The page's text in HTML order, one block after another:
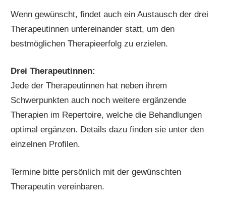
Wenn gewünscht, findet auch ein Austausch der drei
Therapeutinnen untereinander statt, um den
bestmöglichen Therapieerfolg zu erzielen.
Drei Therapeutinnen:
Jede der Therapeutinnen hat neben ihrem
Schwerpunkten auch noch weitere ergänzende
Therapien im Repertoire, welche die Behandlungen
optimal ergänzen. Details dazu finden sie unter den
einzelnen Profilen.
Termine bitte persönlich mit der gewünschten
Therapeutin vereinbaren.